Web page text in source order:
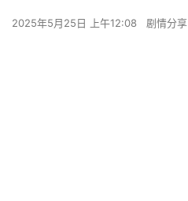
2025年5月25日 上午12:08 剧情分享